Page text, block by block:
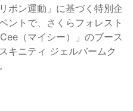
ボン運動」に基づく特別企
ントで、さくらフォレスト
（マイシー）」のブース
キニティ ジェルバームク